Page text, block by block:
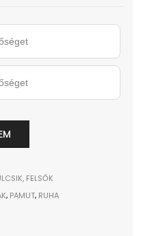
FELSŐK
, PAMUT, RUHA